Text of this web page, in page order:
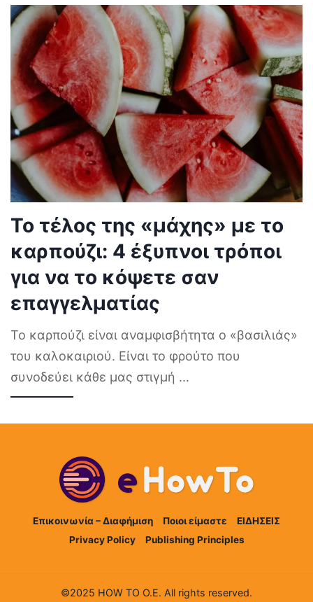
Το τέλος της «μάχης» με το
καρπούζι: 4 έξυπνοι τρόποι
για να το κόψετε σαν
επαγγελματίας
Το καρπούζι είναι αναμφισβήτητα ο «βασιλιάς»
του καλοκαιριού. Είναι το φρούτο που
συνοδεύει κάθε μας στιγμή ...
Επικοινωνία – Διαφήμιση Ποιοι είμαστε
ΕΙΔΗΣΕΙΣ
Privacy Policy
Publishing Principles
©2025 HOW TO Ο.Ε. All rights reserved.